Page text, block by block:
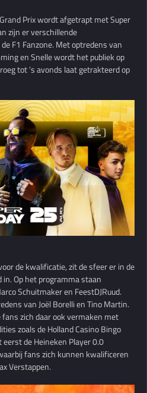
Prix wordt afgetrapt met Super
zijn er verschillende
F1 Fanzone. Met optredens van
en Snelle wordt het publiek op
tot ’s avonds laat getrakteerd op
de kwalificatie, zit de sfeer er in de
in. Op het programma staan
Schuitmaker en FeestDJRuud.
van Joël Borelli en Tino Martin.
zich daar ook vermaken met
zoals de Holland Casino Bingo
de Heineken Player 0.0
fans zich kunnen kwalificeren
Verstappen.